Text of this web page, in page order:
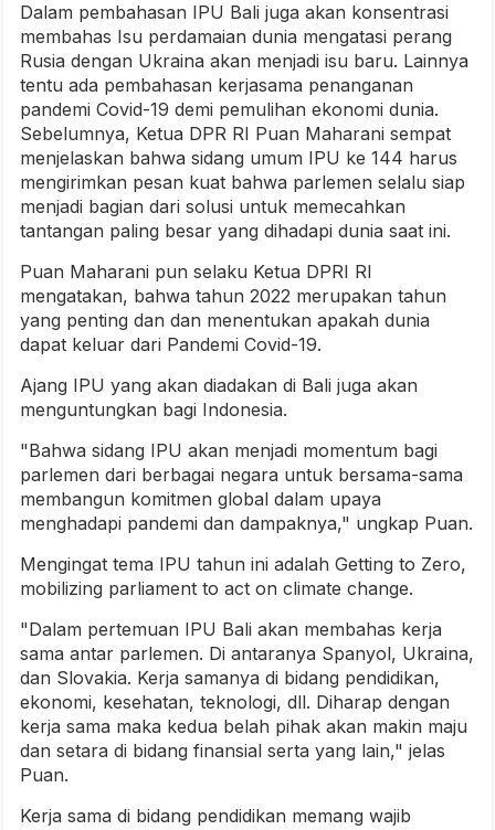
Dalam pembahasan IPU Bali juga akan konsentrasi
membahas Isu perdamaian dunia mengatasi perang
Rusia dengan Ukraina akan menjadi isu baru. Lainnya
tentu ada pembahasan kerjasama penanganan
pandemi Covid-19 demi pemulihan ekonomi dunia.
Sebelumnya, Ketua DPR RI Puan Maharani sempat
menjelaskan bahwa sidang umum IPU ke 144 harus
mengirimkan pesan kuat bahwa parlemen selalu siap
menjadi bagian dari solusi untuk memecahkan
tantangan paling besar yang dihadapi dunia saat ini.
Puan Maharani pun selaku Ketua DPRI RI
mengatakan, bahwa tahun 2022 merupakan tahun
yang penting dan dan menentukan apakah dunia
dapat keluar dari Pandemi Covid-19.
Ajang IPU yang akan diadakan di Bali juga akan
menguntungkan bagi Indonesia.
"Bahwa sidang IPU akan menjadi momentum bagi
parlemen dari berbagai negara untuk bersama-sama
membangun komitmen global dalam upaya
menghadapi pandemi dan dampaknya," ungkap Puan.
Mengingat tema IPU tahun ini adalah Getting to Zero,
mobilizing parliament to act on climate change.
"Dalam pertemuan IPU Bali akan membahas kerja
sama antar parlemen. Di antaranya Spanyol, Ukraina,
dan Slovakia. Kerja samanya di bidang pendidikan,
ekonomi, kesehatan, teknologi, dll. Diharap dengan
kerja sama maka kedua belah pihak akan makin maju
dan setara di bidang finansial serta yang lain," jelas
Puan.
Kerja sama di bidang pendidikan memang wajib